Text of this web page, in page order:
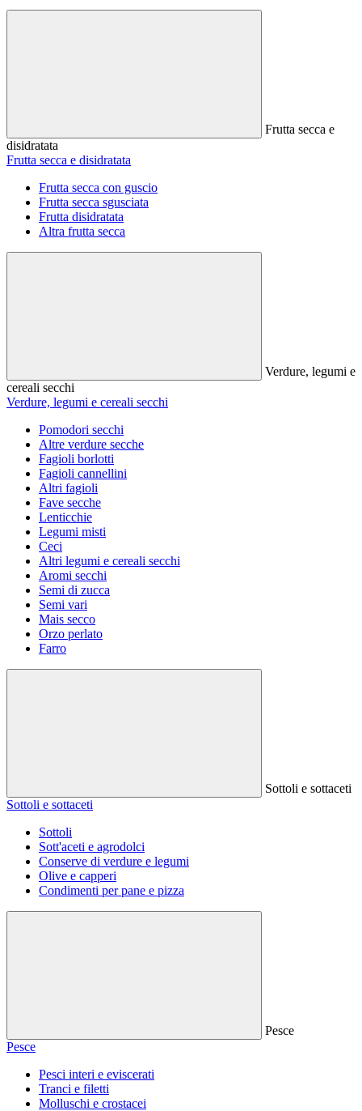
Frutta secca e
disidratata
Frutta secca e disidratata
Frutta secca con guscio
Frutta secca sgusciata
Frutta disidratata
Altra frutta secca
Verdure, legumi e
cereali secchi
Verdure, legumi e cereali secchi
Pomodori secchi
Altre verdure secche
Fagioli borlotti
Fagioli cannellini
Altri fagioli
Fave secche
Lenticchie
Legumi misti
Ceci
Altri legumi e cereali secchi
Aromi secchi
Semi di zucca
Semi vari
Mais secco
Orzo perlato
Farro
Sottoli e sottaceti
Sottoli e sottaceti
Sottoli
Sott'aceti e agrodolci
Conserve di verdure e legumi
Olive e capperi
Condimenti per pane e pizza
Pesce
Pesce
Pesci interi e eviscerati
Tranci e filetti
Molluschi e crostacei